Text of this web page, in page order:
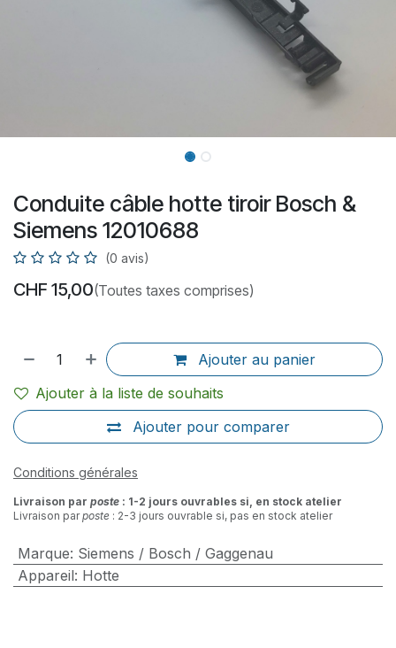
Conduite câble hotte tiroir Bosch &
Siemens 12010688
(0 avis)
CHF 15,00(Toutes taxes comprises)
Ajouter au panier
Ajouter pour comparer
Ajouter à la liste de souhaits
Conditions générales
Livraison par poste : 1-2 jours ouvrables si, en stock atelier
Livraison parposte : 2-3 jours ouvrable si, pas en stock atelier
Marque: Siemens / Bosch / Gaggenau
Appareil: Hotte